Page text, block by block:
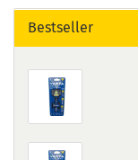
Bestseller